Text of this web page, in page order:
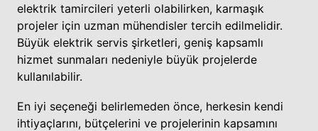
elektrik tamircileri yeterli olabilirken, karmaşık
projeler için uzman mühendisler tercih edilmelidir.
Büyük elektrik servis şirketleri, geniş kapsamlı
hizmet sunmaları nedeniyle büyük projelerde
kullanılabilir.
En iyi seçeneği belirlemeden önce, herkesin kendi
ihtiyaçlarını, bütçelerini ve projelerinin kapsamını